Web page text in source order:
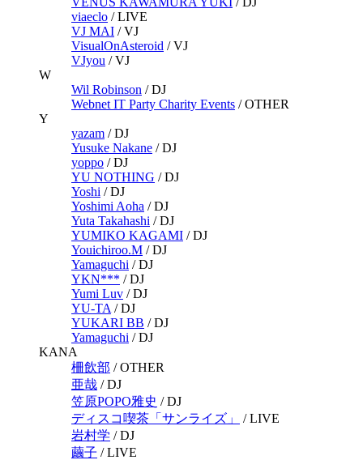
viaeclo /LIVE
VJ MAI /VJ
VisualOnAsteroid /VJ
VJyou /VJ
W
Wil Robinson /DJ
Webnet IT Party Charity Events /OTHER
Y
yazam /DJ
Yusuke Nakane /DJ
yoppo /DJ
YU NOTHING /DJ
Yoshi /DJ
Yoshimi Aoha /DJ
Yuta Takahashi /DJ
YUMIKO KAGAMI /DJ
Youichiroo.M /DJ
Yamaguchi /DJ
YKN*** /DJ
Yumi Luv /DJ
YU-TA /DJ
YUKARI BB /DJ
Yamaguchi /DJ
KANA
柵飲部 /OTHER
亜哉 /DJ
笠原POPO雅史 /DJ
ディスコ喫茶「サンライズ」
/LIVE
岩村学 /DJ
繭子 /LIVE